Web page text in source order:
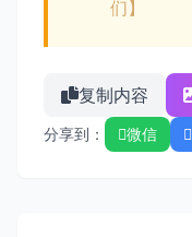
们】
复制内容
分享到： 微信